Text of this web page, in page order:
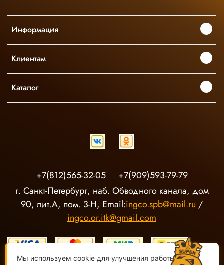
Информация
Клиентам
Каталог
+7(812)565-32-05
+7(909)593-79-79
г. Санкт-Петербург, наб. Обводного канала, дом
90, лит.А, пом. 3-Н, Email:ingco.spb@mail.ru /
ingco.or.itk@gmail.com
Мы используем cookie для улучшения работы сайта.